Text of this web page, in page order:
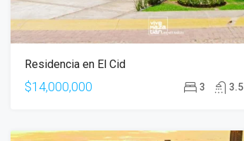
Residencia en El Cid
$14,000,000 3 3.5